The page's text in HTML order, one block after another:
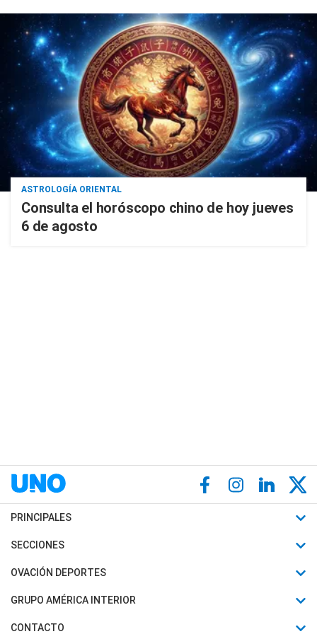
ASTROLOGÍA ORIENTAL
Consulta el horóscopo chino de hoy jueves
6 de agosto
PRINCIPALES
Últimas Noticias
Política
SECCIONES
Horóscopo
Motores
OVACIÓN DEPORTES
Fútbol
Mundial
GRUPO AMÉRICA INTERIOR
Canal 7 en Vivo
CONTACTO